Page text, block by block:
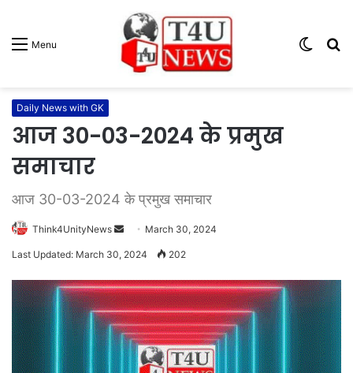
Menu
Switch
Daily News with GK
आज 30-03-2024 के प्रमुख
समाचार
आज 30-03-2024 के प्रमुख समाचार
Think4UnityNews
d
a
n
e
m
March 30, 2024
Last Updated: March 30, 2024 202